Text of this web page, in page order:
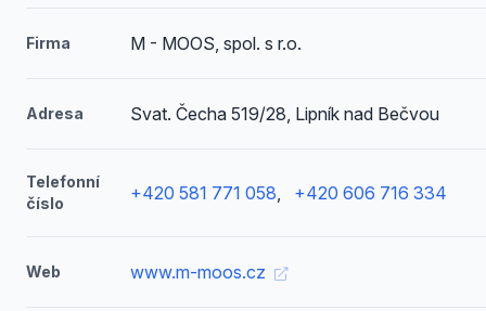
Firma M - MOOS, spol. s r.o.
Adresa Svat. Čecha 519/28, Lipník nad Bečvou
Telefonní
číslo
+420 581 771 058, +420 606 716 334
Web www.m-moos.cz